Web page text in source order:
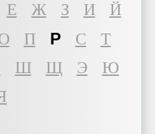
Е Ж З И
Й
П Р С
Т
Ш Щ Э
Ю